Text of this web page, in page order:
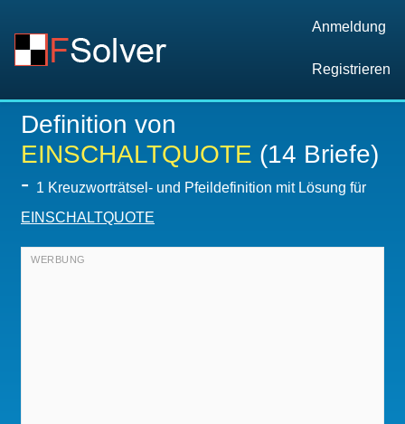
Anmeldung
Registrieren
Definition von
EINSCHALTQUOTE (14 Briefe)
- 1 Kreuzworträtsel- und Pfeildefinition mit Lösung für
EINSCHALTQUOTE